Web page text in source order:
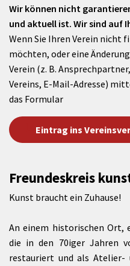
Wir können nicht
und aktuell ist. Wir sind auf
Wenn Sie Ihren Verein nicht
möchten, oder eine
Verein (z. B.
Vereins, E-Mail-Adresse)
das Formular
Eintrag ins
Freundeskreis
Kunst braucht ein Zuhause!
An einem historischen Ort,
die in den 70iger Jahren
restauriert und als Atelier-